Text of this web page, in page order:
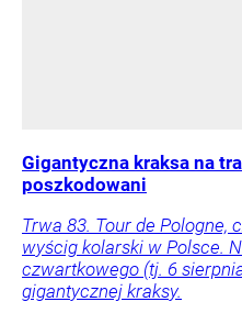
Gigantyczna kraksa na
poszkodowani
Trwa 83. Tour de Pologne,
wyścig kolarski w Polsce.
czwartkowego (tj. 6
gigantycznej kraksy.